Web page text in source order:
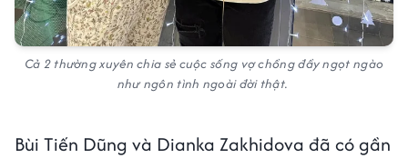
Cả 2 thường xuyên chia sẻ cuộc sống vợ chồng đầy ngọt ngào
như ngôn tình ngoài đời thật.
Bùi Tiến Dũng và Dianka Zakhidova đã có gần